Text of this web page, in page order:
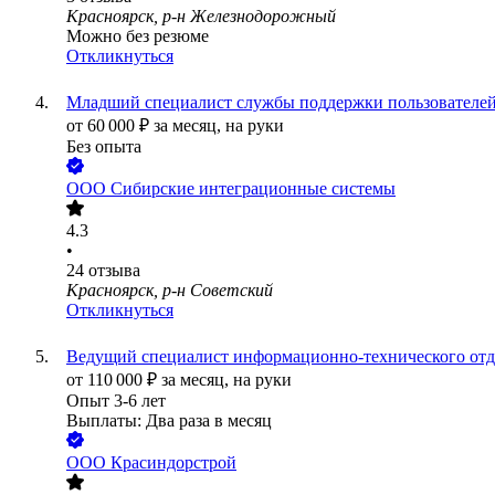
Красноярск, р-н Железнодорожный
Можно без резюме
Откликнуться
Младший специалист службы поддержки пользователей
от 60 000 ₽ за месяц, на руки
Без опыта
ООО Сибирские интеграционные системы
4.3
•
24 отзыва
Красноярск, р-н Советский
Откликнуться
Ведущий специалист информационно-технического
от 110 000 ₽ за месяц, на руки
Опыт 3-6 лет
Выплаты: Два раза в месяц
ООО Красиндорстрой